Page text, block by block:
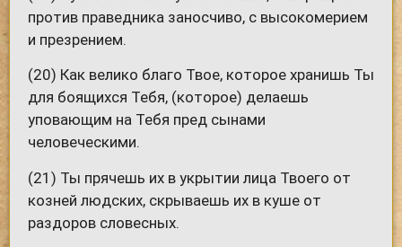
против праведника заносчиво, с высокомерием
и презрением.
(20) Как велико благо Твое, которое хранишь Ты
для боящихся Тебя, (которое) делаешь
уповающим на Тебя пред сынами
человеческими.
(21) Ты прячешь их в укрытии лица Твоего от
козней людских, скрываешь их в куше от
раздоров словесных.